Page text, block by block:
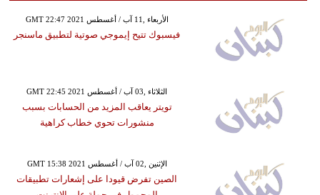
GMT 22:47 2021 الأربعاء ,11 آب / أغسطس
فيسبوك تتيح إيموجي صوتية لتطبيق ماسنجر
GMT 22:45 2021 الثلاثاء ,03 آب / أغسطس
تويتر يعاقب المزيد من الحسابات بسبب
منشورات تحوي خطاب كراهية
GMT 15:38 2021 الإثنين ,02 آب / أغسطس
الصين تفرض قيودا على إشعارات تطبيقات